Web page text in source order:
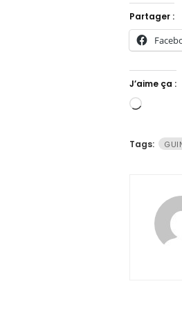
Partager :
J’aime ça :
Tags: